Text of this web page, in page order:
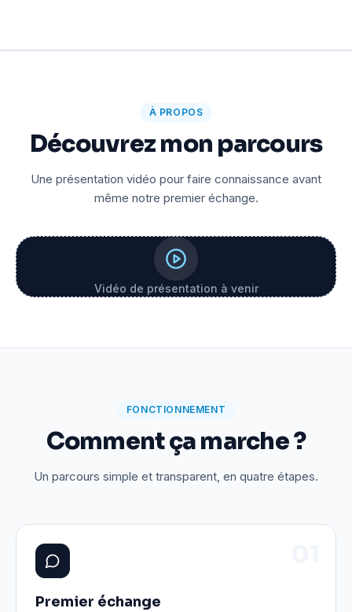
À PROPOS
Découvrez mon parcours
Une présentation vidéo pour faire connaissance avant
même notre premier échange.
Vidéo de présentation à venir
FONCTIONNEMENT
Comment ça marche ?
Un parcours simple et transparent, en quatre étapes.
Premier échange